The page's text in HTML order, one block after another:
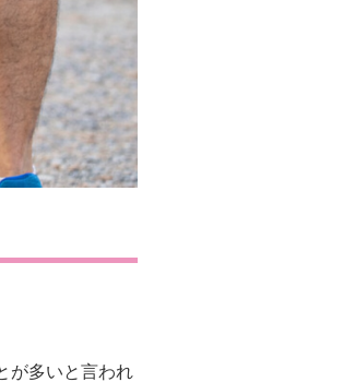
が多いと言われ